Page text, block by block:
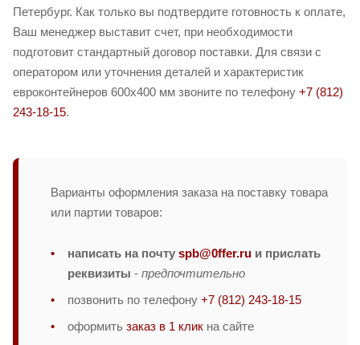
Петербург. Как только вы подтвердите готовность к оплате,
Ваш менеджер выставит счет, при необходимости
подготовит стандартный договор поставки. Для связи с
оператором или уточнения деталей и характеристик
евроконтейнеров 600х400 мм звоните по телефону +7 (812)
243-18-15.
Варианты оформления заказа на поставку товара
или партии товаров:
написать на почту spb@0ffer.ru и прислать
реквизиты - предпочтительно
позвонить по телефону +7 (812) 243-18-15
оформить заказ в 1 клик на сайте